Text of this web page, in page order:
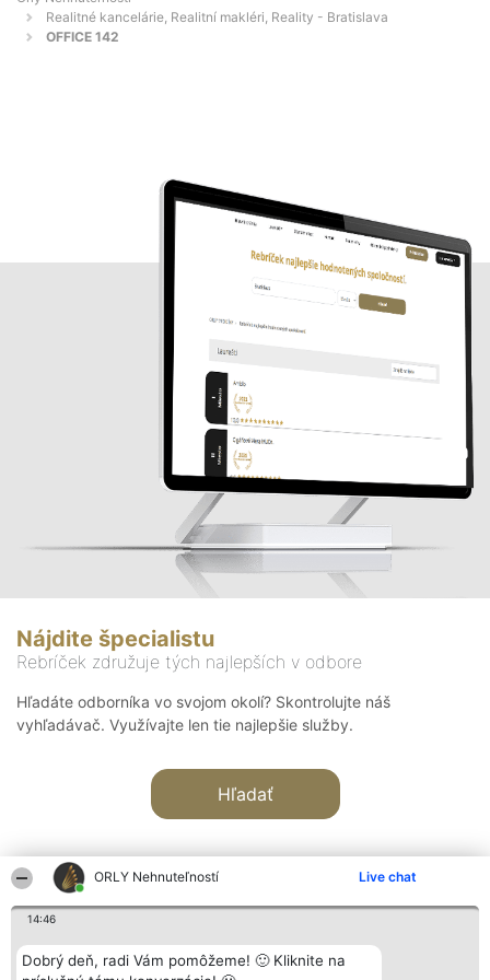
ORLY Nehnuteľností Live chat
14:46
Dobrý deň, radi Vám pomôžeme! 🙂 Kliknite na
Realitné kancelárie, Realitní makléri, Reality - Bratislava
OFFICE 142
Nájdite špecialistu
Rebríček združuje tých najlepších v odbore
Hľadáte odborníka vo svojom okolí? Skontrolujte náš
vyhľadávač. Využívajte len tie najlepšie služby.
Hľadať
Organizátor hodnotenia
Bright Side Solutions sp. z o.
Hodnotenie
Laureáti
Kontakt
Kontakt